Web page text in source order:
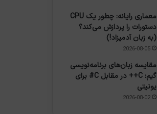
معماری رایانه: چطور یک CPU
دستورات را پردازش می‌کند؟
(به زبان آدمیزاد!)
2026-08-05
مقایسه زبان‌های برنامه‌نویسی
گیم: C++ در مقابل C# برای
یونیتی
2026-08-02